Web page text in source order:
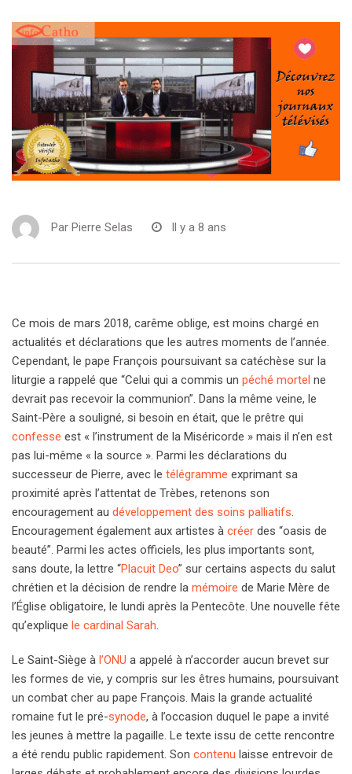
Par Pierre Selas Il y a 8 ans
Ce mois de mars 2018, carême oblige, est moins chargé en
actualités et déclarations que les autres moments de l’année.
Cependant, le pape François poursuivant sa catéchèse sur la
liturgie a rappelé que “Celui qui a commis un péché mortel ne
devrait pas recevoir la communion”. Dans la même veine, le
Saint-Père a souligné, si besoin en était, que le prêtre qui
confesse est « l’instrument de la Miséricorde » mais il n’en est
pas lui-même « la source ». Parmi les déclarations du
successeur de Pierre, avec le télégramme exprimant sa
proximité après l’attentat de Trèbes, retenons son
encouragement au développement des soins palliatifs.
Encouragement également aux artistes à créer des “oasis de
beauté”. Parmi les actes officiels, les plus importants sont,
sans doute, la lettre “Placuit Deo” sur certains aspects du salut
chrétien et la décision de rendre la mémoire de Marie Mère de
l’Église obligatoire, le lundi après la Pentecôte. Une nouvelle fête
qu’explique le cardinal Sarah.
Le Saint-Siège à l’ONU a appelé à n’accorder aucun brevet sur
les formes de vie, y compris sur les êtres humains, poursuivant
un combat cher au pape François. Mais la grande actualité
romaine fut le pré-synode, à l’occasion duquel le pape a invité
les jeunes à mettre la pagaille. Le texte issu de cette rencontre
a été rendu public rapidement. Son contenu laisse entrevoir de